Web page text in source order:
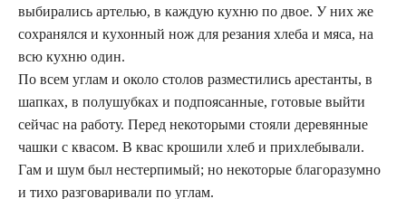
выбирались артелью, в каждую кухню по двое. У них же
сохранялся и кухонный нож для резания хлеба и мяса, на
всю кухню один.
По всем углам и около столов разместились арестанты, в
шапках, в полушубках и подпоясанные, готовые выйти
сейчас на работу. Перед некоторыми стояли деревянные
чашки с квасом. В квас крошили хлеб и прихлебывали.
Гам и шум был нестерпимый; но некоторые благоразумно
и тихо разговаривали по углам.